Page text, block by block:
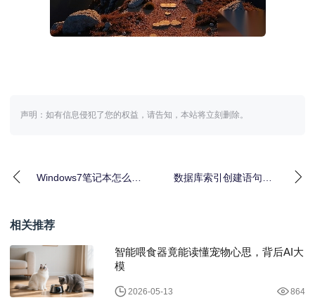
声明：如有信息侵犯了您的权益，请告知，本站将立刻删除。
Windows7笔记本怎么设
数据库索引创建语句全
相关推荐
智能喂食器竟能读懂宠物心思，背后AI大
模
2026-05-13 864